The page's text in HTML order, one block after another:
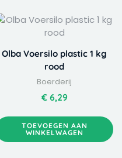
Olba Voersilo plastic 1 kg
rood
Boerderij
€6,29
TOEVOEGEN AAN
WINKELWAGEN